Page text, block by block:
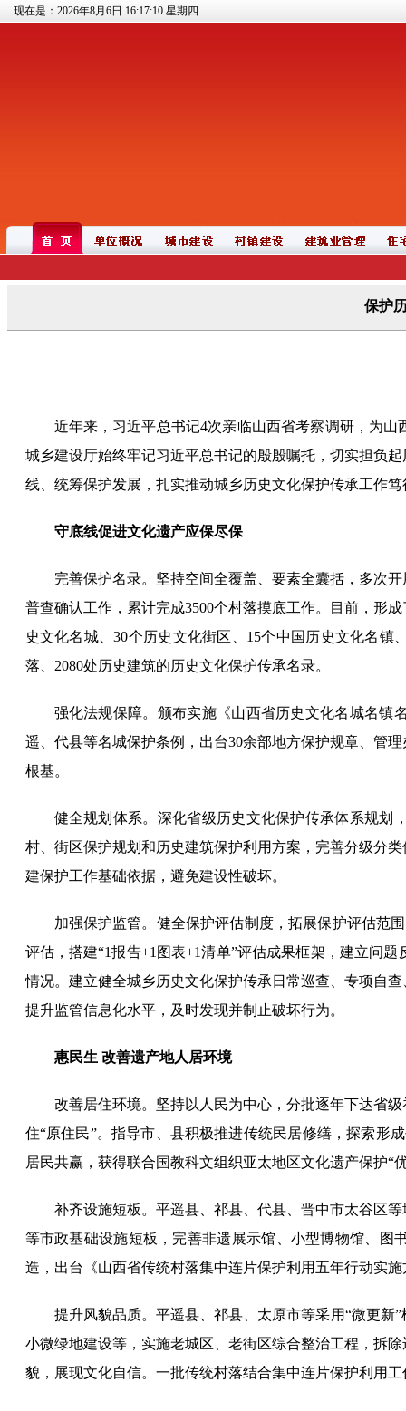
现在是：2026年8月6日 16:17:11 星期四
保护
近年来，习近平总书记4次亲临山西省考察调研，为
城乡建设厅始终牢记习近平总书记的殷殷嘱托，切实担负
线、统筹保护发展，扎实推动城乡历史文化保护传承工作
守底线促进文化遗产应保尽保
完善保护名录。坚持空间全覆盖、要素全囊括，多次
普查确认工作，累计完成3500个村落摸底工作。目前，形
史文化名城、30个历史文化街区、15个中国历史文化名镇
落、2080处历史建筑的历史文化保护传承名录。
强化法规保障。颁布实施《山西省历史文化名城名镇
遥、代县等名城保护条例，出台30余部地方保护规章、管
根基。
健全规划体系。深化省级历史文化保护传承体系规划
村、街区保护规划和历史建筑保护利用方案，完善分级分
建保护工作基础依据，避免建设性破坏。
加强保护监管。健全保护评估制度，拓展保护评估范
评估，搭建“1报告+1图表+1清单”评估成果框架，建立问
情况。建立健全城乡历史文化保护传承日常巡查、专项自
提升监管信息化水平，及时发现并制止破坏行为。
惠民生 改善遗产地人居环境
改善居住环境。坚持以人民为中心，分批逐年下达省
住“原住民”。指导市、县积极推进传统民居修缮，探索形
居民共赢，获得联合国教科文组织亚太地区文化遗产保护“
补齐设施短板。平遥县、祁县、代县、晋中市太谷区
等市政基础设施短板，完善非遗展示馆、小型博物馆、图
造，出台《山西省传统村落集中连片保护利用五年行动实
提升风貌品质。平遥县、祁县、太原市等采用“微更
小微绿地建设等，实施老城区、老街区综合整治工程，拆
貌，展现文化自信。一批传统村落结合集中连片保护利用